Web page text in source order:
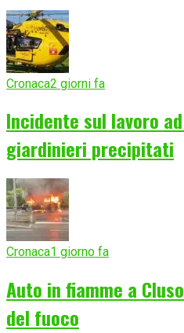
Cronaca2 giorni fa
Incidente sul lavoro
giardinieri precipitati
Cronaca1 giorno fa
Auto in fiamme a
del fuoco